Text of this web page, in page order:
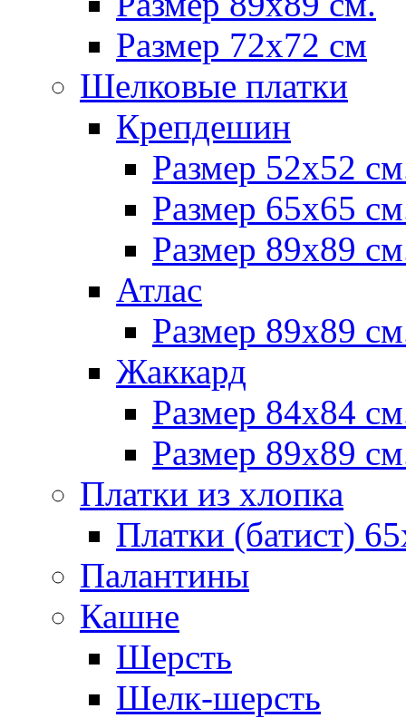
Размер 72x72 см
Шелковые платки
Крепдешин
Размер 52х52
Размер 65х65
Размер 89х89
Атлас
Размер 89х89
Жаккард
Размер 84х84
Размер 89х89
Платки из хлопка
Платки (батист)
Палантины
Кашне
Шерсть
Шелк-шерсть